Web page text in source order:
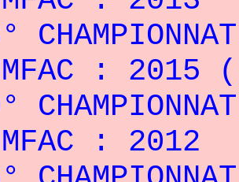
: 2015
: 2012